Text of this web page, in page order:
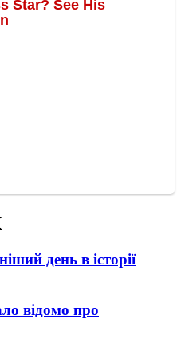
день в історії
відомо про